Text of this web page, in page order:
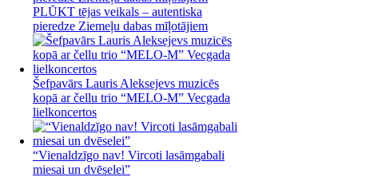
PLŪKT tējas veikals – autentiska
pieredze Ziemeļu dabas mīļotājiem
Šefpavārs Lauris Aleksejevs muzicēs
kopā ar čellu trio “MELO-M” Vecgada
lielkoncertos
“Vienaldzīgo nav! Vircoti lasāmgabali
miesai un dvēselei”